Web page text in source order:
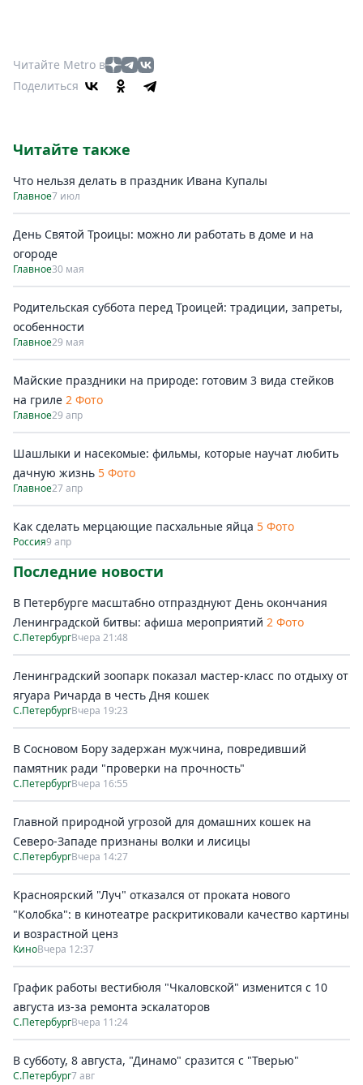
Читайте Metro в
Поделиться
Читайте также
Что нельзя делать в праздник Ивана Купалы
Главное7 июл
День Святой Троицы: можно ли работать в доме и на
огороде
Главное30 мая
Родительская суббота перед Троицей: традиции, запреты,
особенности
Главное29 мая
Майские праздники на природе: готовим 3 вида стейков
на гриле 2 Фото
Главное29 апр
Шашлыки и насекомые: фильмы, которые научат любить
дачную жизнь 5 Фото
Главное27 апр
Как сделать мерцающие пасхальные яйца 5 Фото
Россия9 апр
Последние новости
В Петербурге масштабно отпразднуют День окончания
Ленинградской битвы: афиша мероприятий 2 Фото
С.ПетербургВчера 21:48
Ленинградский зоопарк показал мастер-класс по отдыху от
ягуара Ричарда в честь Дня кошек
С.ПетербургВчера 19:23
В Сосновом Бору задержан мужчина, повредивший
памятник ради "проверки на прочность"
С.ПетербургВчера 16:55
Главной природной угрозой для домашних кошек на
Северо-Западе признаны волки и лисицы
С.ПетербургВчера 14:27
Красноярский "Луч" отказался от проката нового
"Колобка": в кинотеатре раскритиковали качество картины
и возрастной ценз
КиноВчера 12:37
График работы вестибюля "Чкаловской" изменится с 10
августа из-за ремонта эскалаторов
С.ПетербургВчера 11:24
В субботу, 8 августа, "Динамо" сразится с "Тверью"
С.Петербург7 авг